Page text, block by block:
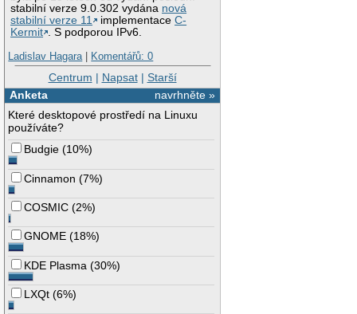
stabilní verze 9.0.302 vydána nová
stabilní verze 11
implementaceC-
Kermit . S podporou IPv6.
Ladislav Hagara| Komentářů: 0
Centrum | Napsat| Starší
navrhněte »
Anketa
Které desktopové prostředí na Linuxu
používáte?
Budgie (10%)
Cinnamon (7%)
COSMIC (2%)
GNOME (18%)
KDE Plasma (30%)
LXQt (6%)